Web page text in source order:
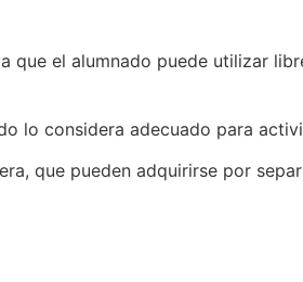
el alumnado puede utilizar
lo considera adecuado para
que pueden adquirirse por